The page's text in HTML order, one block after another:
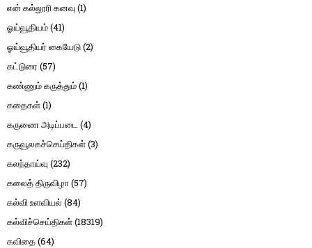
என் கல்லூரி கனவு (1)
ஓய்வூதியம்(41)
ஓய்வூதியர் கையேடு(2)
கட்டுரை (57)
கண்ணும் கருத்தும்(1)
கதைகள்(1)
கருணை அடிப்படை (4)
கருவூலகச்செய்திகள்(3)
கலந்தாய்வு (232)
கலைத் திருவிழா (57)
கல்வி உளவியல் (84)
கல்விச்செய்திகள்(18319)
கவிதை(64)